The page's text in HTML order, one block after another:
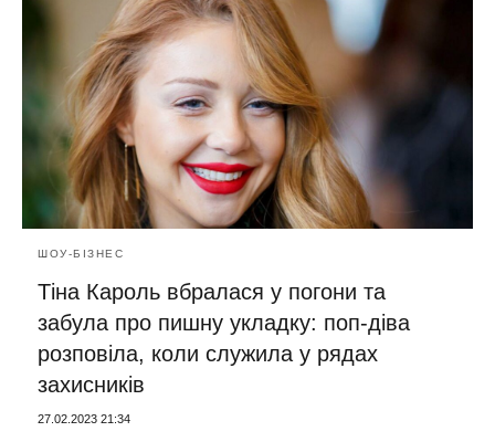
ШОУ-БІЗНЕС
Тіна Кароль вбралася у погони та
забула про пишну укладку: поп-діва
розповіла, коли служила у рядах
захисників
27.02.2023 21:34